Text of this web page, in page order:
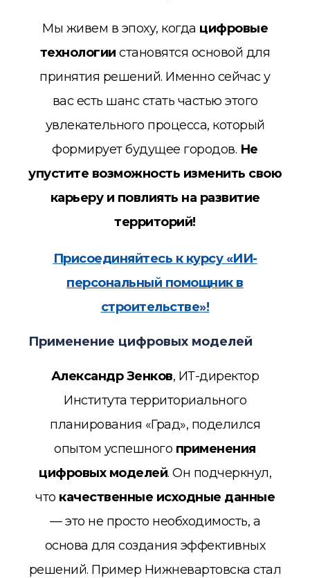
Мы живем в эпоху, когда цифровые
технологиистановятся основой для
принятия решений. Именно сейчас у
вас есть шанс стать частью этого
увлекательного процесса, который
формирует будущее городов. Не
упустите возможность изменить свою
карьеру и повлиять на развитие
территорий!
Присоединяйтесь к курсу «ИИ-
персональный помощник в
строительстве»!
Применение цифровых моделей
Александр Зенков, ИТ-директор
Института территориального
планирования «Град», поделился
опытом успешного применения
цифровых моделей. Он подчеркнул,
что качественные исходные данные
— это не просто необходимость, а
основа для создания эффективных
решений. Пример Нижневартовска стал